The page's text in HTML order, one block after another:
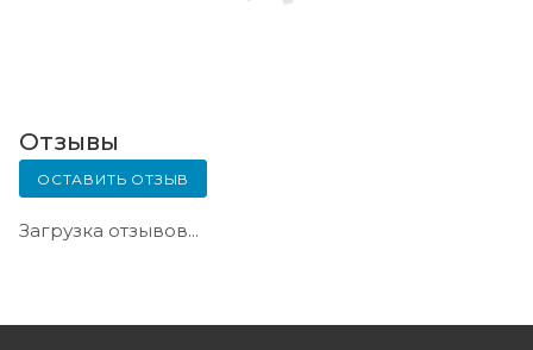
Отзывы
ОСТАВИТЬ ОТЗЫВ
Загрузка отзывов...